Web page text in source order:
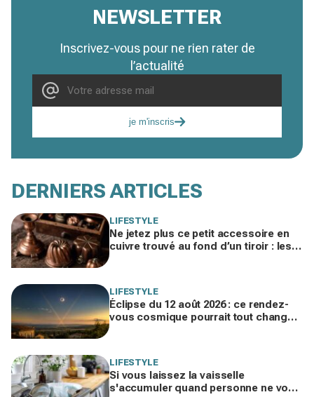
NEWSLETTER
Inscrivez-vous pour ne rien rater de
l’actualité
je m'inscris
DERNIERS ARTICLES
LIFESTYLE
Ne jetez plus ce petit accessoire en
cuivre trouvé au fond d’un tiroir : les
LIFESTYLE
Éclipse du 12 août 2026 : ce rendez-
vous cosmique pourrait tout changer
LIFESTYLE
Si vous laissez la vaisselle
s'accumuler quand personne ne vous